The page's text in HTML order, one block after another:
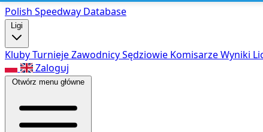
Polish Speedway Database
Ligi
KlubyTurniejeZawodnicySędziowie KomisarzeWyniki
Zaloguj
Otwórz menu główne